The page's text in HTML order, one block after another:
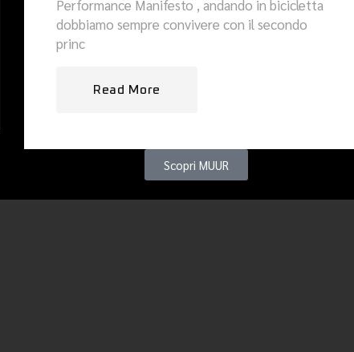
Performance Manifesto , andando in bicicletta
dobbiamo sempre convivere con il secondo
princ
Read More
Scopri MUUR